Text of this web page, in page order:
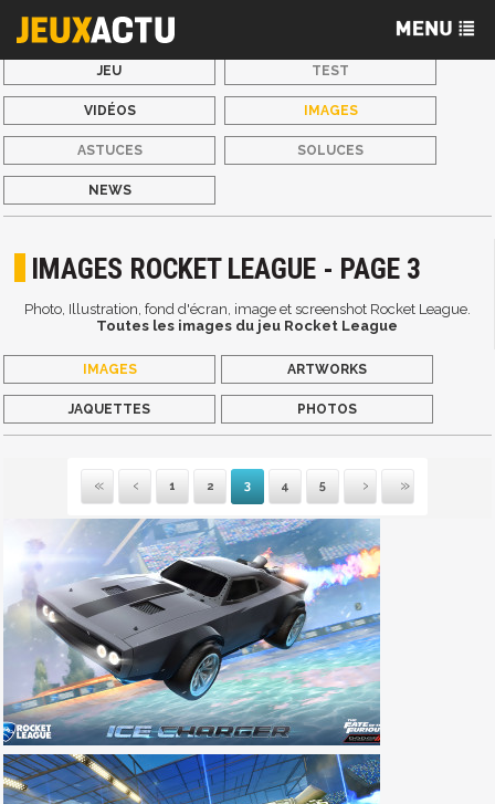
JEU TEST
VIDÉOS IMAGES
ASTUCES SOLUCES
NEWS
IMAGES ROCKET LEAGUE - PAGE 3
Photo, Illustration, fond d'écran, image et screenshot Rocket League.
Toutes les images du jeu Rocket League
IMAGES ARTWORKS
JAQUETTES PHOTOS
Première
Précédente
1 2 3 4 5
Suivante
Dernière